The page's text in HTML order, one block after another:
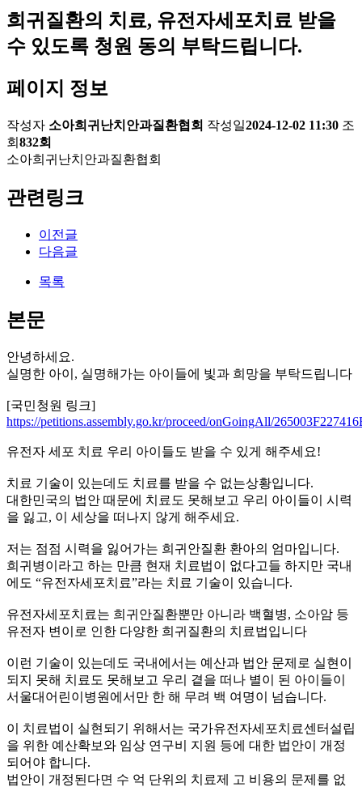
희귀질환의 치료, 유전자세포치료 받을
수 있도록 청원 동의 부탁드립니다.
페이지 정보
작성자 소아희귀난치안과질환협회 작성일2024-12-02 11:30 조
회 832회
소아희귀난치안과질환협회
관련링크
이전글
다음글
목록
본문
안녕하세요.
실명한 아이, 실명해가는 아이들에 빛과 희망을 부탁드립니다
[국민청원 링크]
https://petitions.assembly.go.kr/proceed/onGoingAll/
유전자 세포 치료 우리 아이들도 받을 수 있게 해주세요!
치료 기술이 있는데도 치료를 받을 수 없는상황입니다.
대한민국의 법안 때문에 치료도 못해보고 우리 아이들이 시력
을 잃고, 이 세상을 떠나지 않게 해주세요.
저는 점점 시력을 잃어가는 희귀안질환 환아의 엄마입니다.
희귀병이라고 하는 만큼 현재 치료법이 없다고들 하지만 국내
에도 “유전자세포치료”라는 치료 기술이 있습니다.
유전자세포치료는 희귀안질환뿐만 아니라 백혈병, 소아암 등
유전자 변이로 인한 다양한 희귀질환의 치료법입니다
이런 기술이 있는데도 국내에서는 예산과 법안 문제로 실현이
되지 못해 치료도 못해보고 우리 곁을 떠나 별이 된 아이들이
서울대어린이병원에서만 한 해 무려 백 여명이 넘습니다.
이 치료법이 실현되기 위해서는 국가유전자세포치료센터설립
을 위한 예산확보와 임상 연구비 지원 등에 대한 법안이 개정
되어야 합니다.
법안이 개정된다면 수 억 단위의 치료제 고 비용의 문제를 없